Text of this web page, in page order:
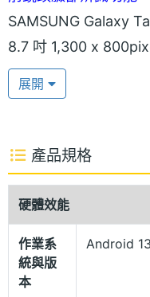
SAMSUNG Galaxy
8.7 吋 1,300 x
60Hz 螢幕更新率，操
800 萬畫素主鏡頭，
microSD 記憶卡擴充
SAMSUNG Galaxy
統，搭載聯發科
RAM + 64GB ROM
擴充至 1TB 儲存空
展開
產品規格
硬體效能
作業系
統與版
本
Android 13